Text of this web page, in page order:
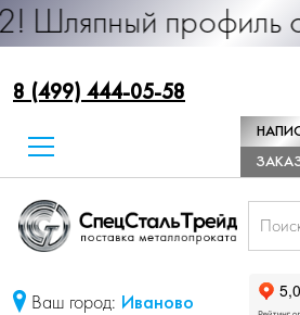
от 25
8 (499) 444-05-58
Ваш город: Иваново